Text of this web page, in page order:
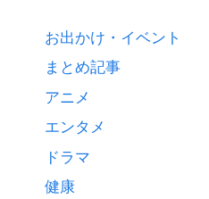
お出かけ・イベント
まとめ記事
アニメ
エンタメ
ドラマ
健康